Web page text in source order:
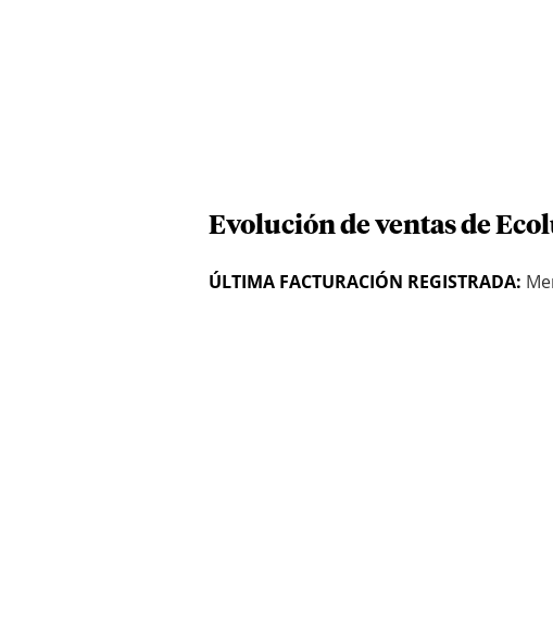
Evolución de ventas de
ÚLTIMA FACTURACIÓN REGISTRADA: